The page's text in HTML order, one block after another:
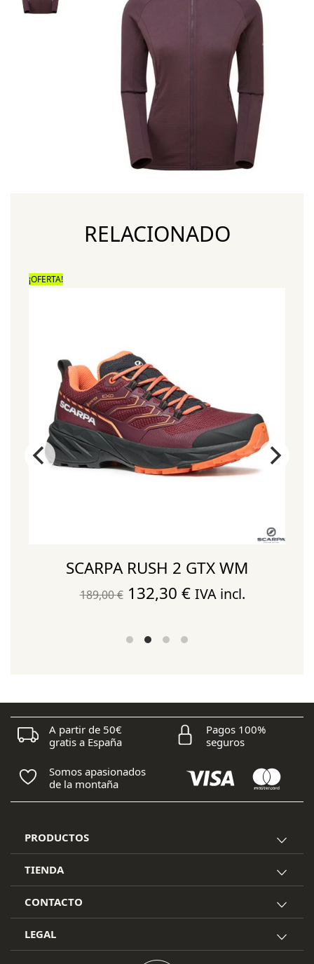
RELACIONADO
¡OFERTA!
SCARPA RUSH 2 GTX WM
189,00€ El
original
132,30 €ElIVA incl.
A partir de 50€
gratis a España
Pagos 100%
seguros
Somos apasionados
de la montaña
PRODUCTOS
TIENDA
CONTACTO
LEGAL